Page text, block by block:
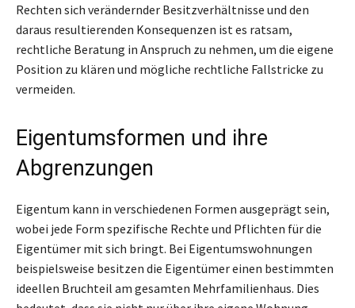
Rechten sich verändernder Besitzverhältnisse und den
daraus resultierenden Konsequenzen ist es ratsam,
rechtliche Beratung in Anspruch zu nehmen, um die eigene
Position zu klären und mögliche rechtliche Fallstricke zu
vermeiden.
Eigentumsformen und ihre
Abgrenzungen
Eigentum kann in verschiedenen Formen ausgeprägt sein,
wobei jede Form spezifische Rechte und Pflichten für die
Eigentümer mit sich bringt. Bei Eigentumswohnungen
beispielsweise besitzen die Eigentümer einen bestimmten
ideellen Bruchteil am gesamten Mehrfamilienhaus. Dies